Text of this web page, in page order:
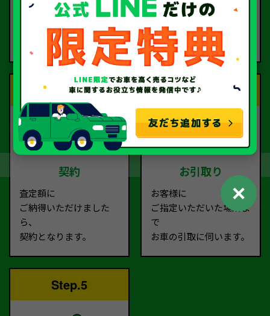
お電話または査定フォー
ご依頼ください。
査定のプロが
お電話で回答いたしま
す。
Step.3
契約
査定額に
ご納得いただけました
ら、
契約となります。
Step.4
お引取り
お客様に
ご指定いただいた場所ま
で
お車の引取に伺います。
Step.5
✕